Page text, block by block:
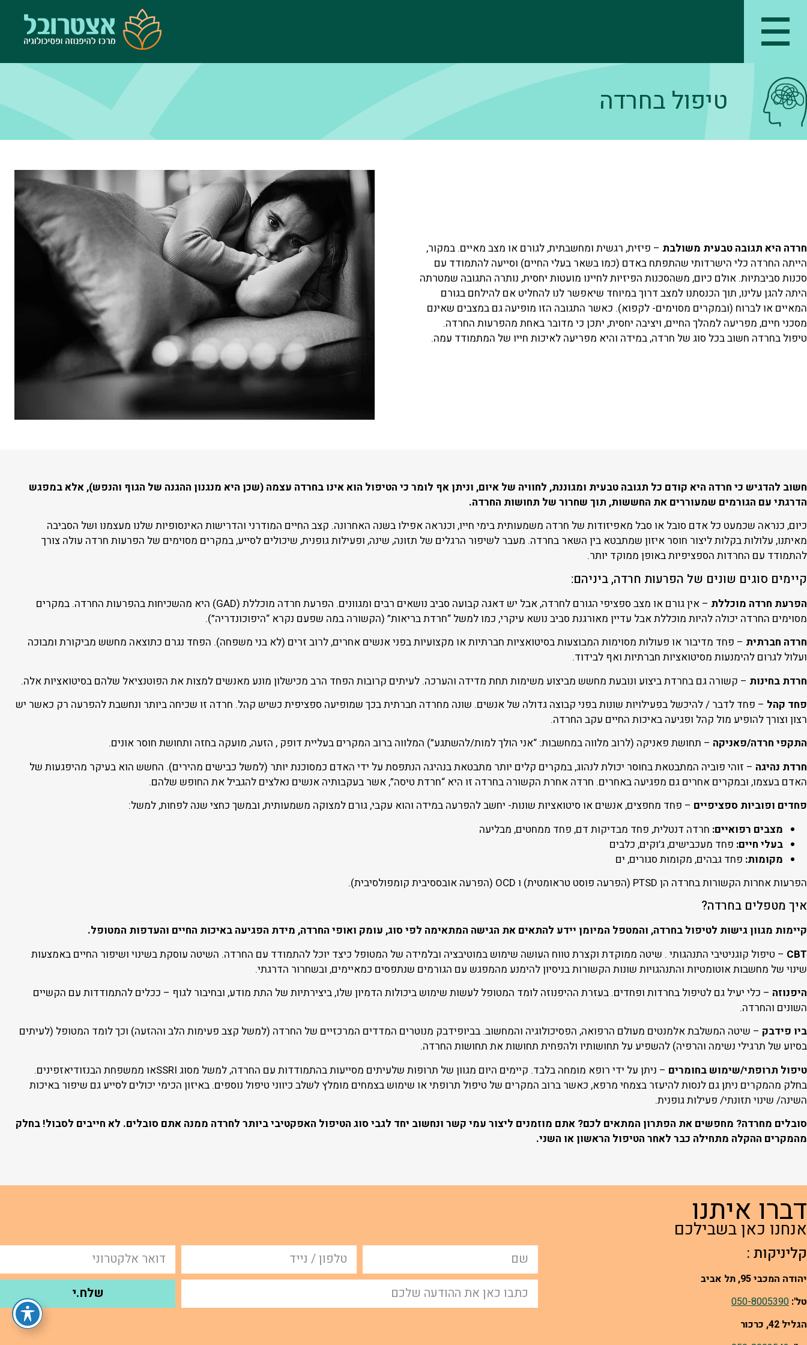
טיפול בחרדה
חרדה היא תגובה טבעית משולבת – פיזית, רגשית ומחשבתית, לגורם או מצב מאיים. במקור,
הייתה החרדה כלי הישרדותי שהתפתח באדם (כמו בשאר בעלי החיים) וסייעה להתמודד עם
סכנות סביבתיות. אולם כיום, משהסכנות הפיזיות לחיינו מועטות יחסית, נותרה התגובה שמטרתה
היתה להגן עלינו, תוך הכנסתנו למצב דרוך במיוחד שיאפשר לנו להחליט אם להילחם בגורם
המאיים או לברוח (ובמקרים מסוימים- לקפוא). כאשר התגובה הזו מופיעה גם במצבים שאינם
מסכני חיים, מפריעה למהלך החיים, ויציבה יחסית, יתכן כי מדובר באחת מהפרעות החרדה.
טיפול בחרדה חשוב בכל סוג של חרדה, במידה והיא מפריעה לאיכות חייו של המתמודד עמה.
חשוב להדגיש כי חרדה היא קודם כל תגובה טבעית ומגוננת, לחוויה של איום, וניתן אף לומר כי הטיפול הוא אינו בחרדה עצמה (שכן היא מנגנון ההגנה של הגוף והנפש), אלא במפגש
הדרגתי עם הגורמים שמעוררים את החששות, תוך שחרור של תחושות החרדה.
כיום, כנראה שכמעט כל אדם סובל או סבל מאפיזודות של חרדה משמעותית בימי חייו, וכנראה אפילו בשנה האחרונה. קצב החיים המודרני והדרישות האינסופיות שלנו מעצמנו ושל הסביבה
מאיתנו, עלולות בקלות ליצור חוסר איזון שמתבטא בין השאר בחרדה. מעבר לשיפור הרגלים של תזונה, שינה, ופעילות גופנית, שיכולים לסייע, במקרים מסוימים של הפרעות חרדה עולה צורך
להתמודד עם החרדות הספציפיות באופן ממוקד יותר.
קיימים סוגים שונים של הפרעות חרדה, ביניהם:
הפרעת חרדה מוכללת
– אין גורם או מצב ספציפי הגורם לחרדה, אבל יש דאגה קבועה סביב נושאים רבים ומגוונים. הפרעת חרדה מוכללת (GAD) היא מהשכיחות בהפרעות החרדה. במקרים
מסוימים החרדה יכולה להיות מוכללת אבל עדיין מאורגנת סביב נושא עיקרי, כמו למשל “חרדת בריאות” (הקשורה במה שפעם נקרא “היפוכונדריה”).
חרדה חברתית – פחד מדיבור או פעולות מסוימות המבוצעות בסיטואציות חברתיות או מקצועיות בפני אנשים אחרים, לרוב זרים (לא בני משפחה). הפחד נגרם כתוצאה מחשש מביקורת ומבוכה
ועלול לגרום להימנעות מסיטואציות חברתיות ואף לבידוד.
חרדת בחינות – קשורה גם בחרדת ביצוע ונובעת מחשש מביצוע משימות תחת מדידה והערכה. לעיתים קרובות הפחד הרב מכישלון מונע מאנשים למצות את הפוטנציאל שלהם בסיטואציות אלה.
פחד קהל – פחד לדבר / להיכשל בפעילויות שונות בפני קבוצה גדולה של אנשים. שונה מחרדה חברתית בכך שמופיעה ספציפית כשיש קהל. חרדה זו שכיחה ביותר ונחשבת להפרעה רק כאשר יש
רצון וצורך להופיע מול קהל ופגיעה באיכות החיים עקב החרדה.
התקפי חרדה/פאניקה – תחושת פאניקה (לרוב מלווה במחשבות: “אני הולך למות/להשתגע”) המלווה ברוב המקרים בעליית דופק , הזעה, מועקה בחזה ותחושת חוסר אונים.
חרדת נהיגה – זוהי פוביה המתבטאת בחוסר יכולת לנהוג, במקרים קלים יותר מתבטאת בנהיגה הנתפסת על ידי האדם כמסוכנת יותר (למשל כבישים מהירים). החשש הוא בעיקר מהיפגעות של
האדם בעצמו, ובמקרים אחרים גם מפגיעה באחרים. חרדה אחרת הקשורה בחרדה זו היא “חרדת טיסה”, אשר בעקבותיה אנשים נאלצים להגביל את החופש שלהם.
פחדים ופוביות ספציפיים – פחד מחפצים, אנשים או סיטואציות שונות- יחשב להפרעה במידה והוא עקבי, גורם למצוקה משמעותית, ובמשך כחצי שנה לפחות, למשל:
מצבים רפואיים: חרדה דנטלית, פחד מבדיקות דם, פחד ממחטים, מבליעה
בעלי חיים: פחד מעכבישים, ג’וקים, כלבים
מקומות: פחד גבהים, מקומות סגורים, ים
הפרעות אחרות הקשורות בחרדה הן PTSD (הפרעה פוסט טראומטית) ו OCD (הפרעה אובססיבית קומפולסיבית).
איך מטפלים בחרדה?
קיימות מגוון גישות לטיפול בחרדה, והמטפל המיומן יידע להתאים את הגישה המתאימה לפי סוג, עומק ואופי החרדה, מידת הפגיעה באיכות החיים והעדפות המטופל.
CBT – טיפול קוגניטיבי התנהגותי . שיטה ממוקדת וקצרת טווח העושה שימוש במוטיבציה ובלמידה של המטופל כיצד יוכל להתמודד עם החרדה. השיטה עוסקת בשינוי ושיפור החיים באמצעות
שינוי של מחשבות אוטומטיות והתנהגויות שונות הקשורות בניסיון להימנע מהמפגש עם הגורמים שנתפסים כמאיימים, ובשחרור הדרגתי.
היפנוזה – כלי יעיל גם לטיפול בחרדות ופחדים. בעזרת ההיפנוזה לומד המטופל לעשות שימוש ביכולות הדמיון שלו, ביצירתיות של התת מודע, ובחיבור לגוף – ככלים להתמודדות עם הקשיים
השונים והחרדה.
ביו פידבק – שיטה המשלבת אלמנטים מעולם הרפואה, הפסיכולוגיה והמחשוב. בביופידבק מנוטרים המדדים המרכזיים של החרדה (למשל קצב פעימות הלב וההזעה) וכך לומד המטופל (לעיתים
בסיוע של תרגילי נשימה והרפיה) להשפיע על תחושותיו ולהפחית תחושות את תחושות החרדה.
טיפול תרופתי/שימוש בחומרים
– ניתן על ידי רופא מומחה בלבד. קיימים היום מגוון של תרופות שלעיתים מסייעות בהתמודדות עם החרדה, למשל מסוג SSRIאו ממשפחת הבנזודיאזפינים.
בחלק מהמקרים ניתן גם לנסות להיעזר בצמחי מרפא, כאשר ברוב המקרים של טיפול תרופתי או שימוש בצמחים מומלץ לשלב כיווני טיפול נוספים. באיזון הכימי יכולים לסייע גם שיפור באיכות
השינה/ שינוי תזונתי/ פעילות גופנית.
סובלים מחרדה? מחפשים את הפתרון המתאים לכם? אתם מוזמנים ליצור עמי קשר ונחשוב יחד לגבי סוג הטיפול האפקטיבי ביותר לחרדה ממנה אתם סובלים. לא חייבים לסבול! בחלק
מהמקרים ההקלה מתחילה כבר לאחר הטיפול הראשון או השני.
דברו איתנו
אנחנו כאן בשבילכם
קליניקות :
יהודה המכבי 95, תל אביב
טל': 050-8005390
הגליל 42, כרכור
שלח.י